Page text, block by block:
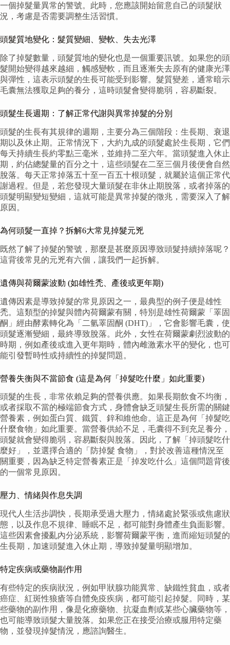
一個掉髮量異常的警號。此時，您應該開始留意自己的頭髮狀
況，考慮是否需要調整生活習慣。
頭髮質地變化：髮質變細、變軟、失去光澤
除了掉髮數量，頭髮質地的變化也是一個重要訊號。如果您的頭
髮開始變得越來越細，觸感變軟，而且逐漸失去原有的健康光澤
與彈性，這表示頭髮的生長可能受到影響。髮質變差，通常暗示
毛囊無法獲取足夠的養分，這時頭髮會變得脆弱，容易斷裂。
頭髮生長週期：了解正常代謝與異常掉髮的分別
頭髮的生長有其規律的週期，主要分為三個階段：生長期、衰退
期以及休止期。正常情況下，大約九成的頭髮處於生長期，它們
每天持續生長約零點三毫米，並維持二至六年。當頭髮進入休止
期，約佔總髮量的百分之十，這些頭髮在二至三個月後便會自然
脫落。每天正常掉落五十至一百五十根頭髮，就屬於這個正常代
謝過程。但是，若您發現大量頭髮在非休止期脫落，或者掉落的
頭髮明顯變短變細，這就可能是異常掉髮的徵兆，需要深入了解
原因。
為何頭髮一直掉？拆解6大常見掉髮元兇
既然了解了掉髮的警號，那麼是甚麼原因導致頭髮持續掉落呢？
這背後常見的元兇有六個，讓我們一起拆解。
遺傳與荷爾蒙波動 (如雄性禿、產後或更年期)
遺傳因素是導致掉髮的常見原因之一，最典型的例子便是雄性
禿。這類型的掉髮與體內荷爾蒙有關，特別是雄性荷爾蒙「睪固
酮」經由酵素轉化為「二氫睪固酮 (DHT)」，它會影響毛囊，使
頭髮逐漸變細，最終導致脫落。此外，女性在荷爾蒙劇烈波動的
時期，例如產後或進入更年期時，體內雌激素水平的變化，也可
能引發暫時性或持續性的掉髮問題。
營養失衡與不當節食 (這是為何「掉髮吃什麼」如此重要)
頭髮的生長，非常依賴足夠的營養供應。如果長期飲食不均衡，
或者採取不當的極端節食方式，身體會缺乏頭髮生長所需的關鍵
營養素，例如蛋白質、鐵質、鋅和維他命。這正是為何「掉髮吃
什麼食物」如此重要。當營養供給不足，毛囊得不到充足養分，
頭髮就會變得脆弱，容易斷裂與脫落。因此，了解「掉頭髮吃什
麼好」，並選擇合適的「防掉髮 食物」，對於改善這種情況至
關重要，因為缺乏特定營養素正是「掉发吃什么」這個問題背後
的一個常見原因。
壓力、情緒與作息失調
現代人生活步調快，長期承受過大壓力，情緒處於緊張或焦慮狀
態，以及作息不規律、睡眠不足，都可能對身體產生負面影響。
這些因素會擾亂內分泌系統，影響荷爾蒙平衡，進而縮短頭髮的
生長期，加速頭髮進入休止期，導致掉髮量明顯增加。
特定疾病或藥物副作用
有些特定的疾病狀況，例如甲狀腺功能異常、缺鐵性貧血，或者
癌症、紅斑性狼瘡等自體免疫疾病，都可能引起掉髮。同時，某
些藥物的副作用，像是化療藥物、抗凝血劑或某些心臟藥物等，
也可能導致頭髮大量脫落。如果您正在接受治療或服用特定藥
物，並發現掉髮情況，應諮詢醫生。